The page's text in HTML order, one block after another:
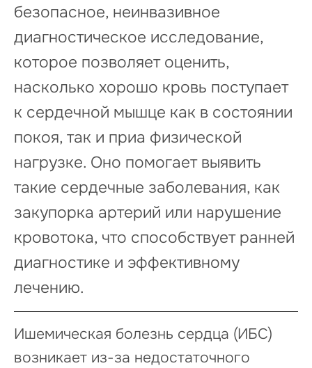
безопасное, неинвазивное
диагностическое исследование,
которое позволяет оценить,
насколько хорошо кровь поступает
к сердечной мышце как в состоянии
покоя, так и приa физической
нагрузке. Оно помогает выявить
такие сердечные заболевания, как
закупорка артерий или нарушение
кровотока, что способствует ранней
диагностике и эффективному
лечению.
Ишемическая болезнь сердца (ИБС)
возникает из-за недостаточного